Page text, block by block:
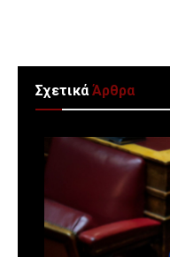
ΣχετικάΆρθρα